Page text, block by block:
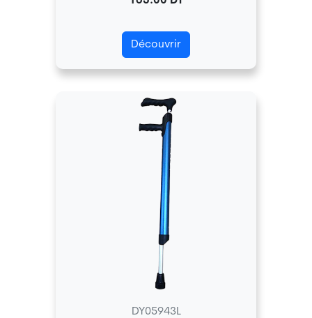
Découvrir
DY05943L